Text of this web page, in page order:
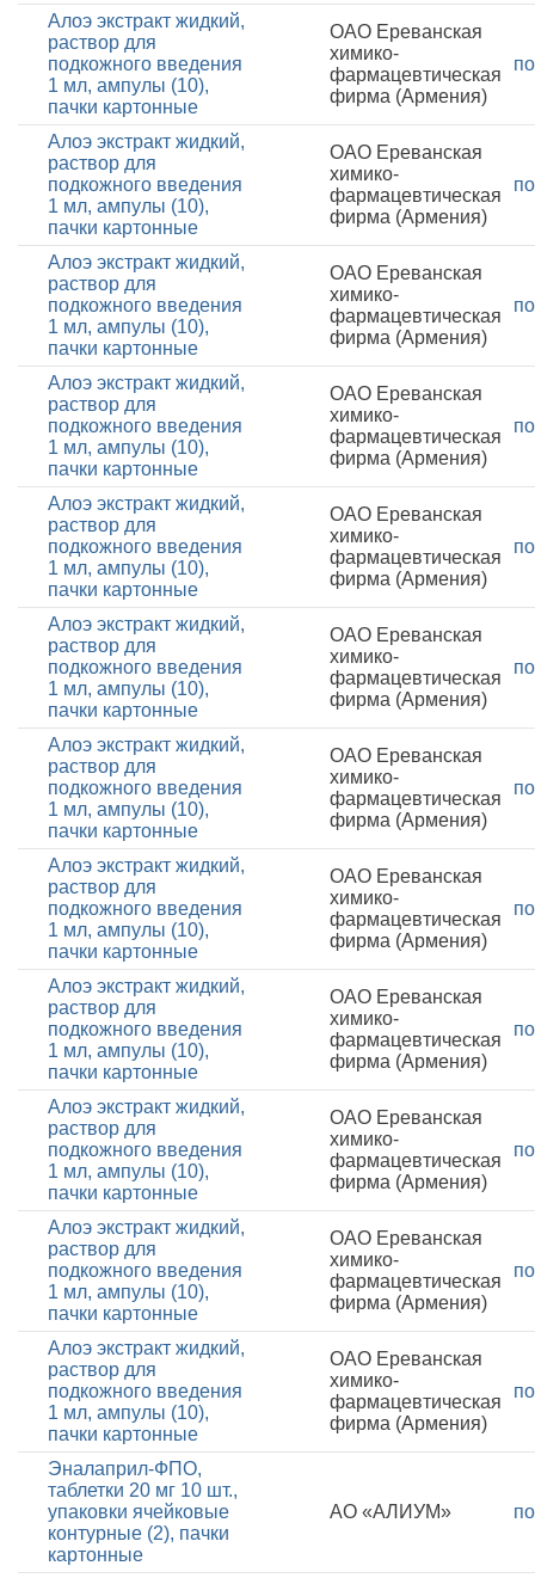
Алоэ экстракт жидкий,
раствор для
подкожного введения
1 мл, ампулы (10),
пачки картонные
ОАО Ереванская
химико-
фармацевтическая
фирма (Армения)
Алоэ экстракт жидкий,
раствор для
подкожного введения
1 мл, ампулы (10),
пачки картонные
ОАО Ереванская
химико-
фармацевтическая
фирма (Армения)
Алоэ экстракт жидкий,
раствор для
подкожного введения
1 мл, ампулы (10),
пачки картонные
ОАО Ереванская
химико-
фармацевтическая
фирма (Армения)
Алоэ экстракт жидкий,
раствор для
подкожного введения
1 мл, ампулы (10),
пачки картонные
ОАО Ереванская
химико-
фармацевтическая
фирма (Армения)
Алоэ экстракт жидкий,
раствор для
подкожного введения
1 мл, ампулы (10),
пачки картонные
ОАО Ереванская
химико-
фармацевтическая
фирма (Армения)
Алоэ экстракт жидкий,
раствор для
подкожного введения
1 мл, ампулы (10),
пачки картонные
ОАО Ереванская
химико-
фармацевтическая
фирма (Армения)
Алоэ экстракт жидкий,
раствор для
подкожного введения
1 мл, ампулы (10),
пачки картонные
ОАО Ереванская
химико-
фармацевтическая
фирма (Армения)
Алоэ экстракт жидкий,
раствор для
подкожного введения
1 мл, ампулы (10),
пачки картонные
ОАО Ереванская
химико-
фармацевтическая
фирма (Армения)
Алоэ экстракт жидкий,
раствор для
подкожного введения
1 мл, ампулы (10),
пачки картонные
ОАО Ереванская
химико-
фармацевтическая
фирма (Армения)
Алоэ экстракт жидкий,
раствор для
подкожного введения
1 мл, ампулы (10),
пачки картонные
ОАО Ереванская
химико-
фармацевтическая
фирма (Армения)
Алоэ экстракт жидкий,
раствор для
подкожного введения
1 мл, ампулы (10),
пачки картонные
ОАО Ереванская
химико-
фармацевтическая
фирма (Армения)
Алоэ экстракт жидкий,
раствор для
подкожного введения
1 мл, ампулы (10),
пачки картонные
ОАО Ереванская
химико-
фармацевтическая
фирма (Армения)
Эналаприл-ФПО,
таблетки 20 мг 10 шт.,
упаковки ячейковые
контурные (2), пачки
картонные
АО «АЛИУМ»